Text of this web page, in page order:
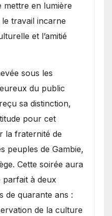
mettre en lumière
travail incarne
et l’amitié
sous les
du public
sa distinction,
pour cet
la fraternité de
peuples de Gambie,
Cette soirée aura
parfait à deux
de quarante ans :
de la culture